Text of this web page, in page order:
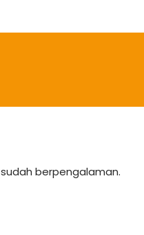
berpengalaman.